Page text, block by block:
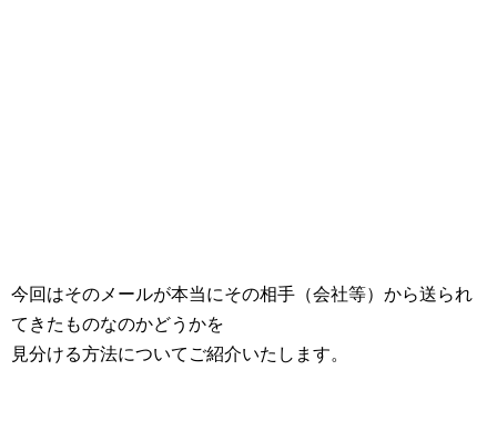
今回はそのメールが本当にその相手（会社等）から送られ
てきたものなのかどうかを
見分ける方法についてご紹介いたします。